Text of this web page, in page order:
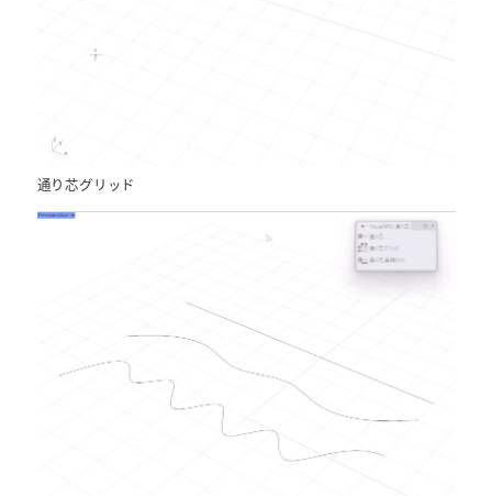
通り芯グリッド